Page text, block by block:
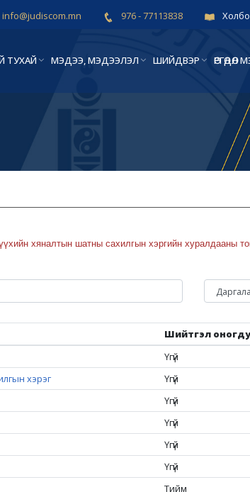
info@judiscom.mn 976 - 77113838
ТУХАЙ МЭДЭЭ, МЭДЭЭЛЭЛ ШИЙДВЭР
хяналтын шатны сахилгын хэргийн хуралдааны
Шийтгэл
Үгүй
хэрэг Үгүй
Үгүй
Үгүй
Үгүй
Үгүй
Тийм